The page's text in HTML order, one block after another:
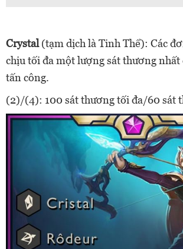
Crystal(tạm dịch là Tinh Thể): Các
chịu tối đa một lượng sát thương
tấn công.
(2)/(4): 100 sát thương tối đa/60 sát